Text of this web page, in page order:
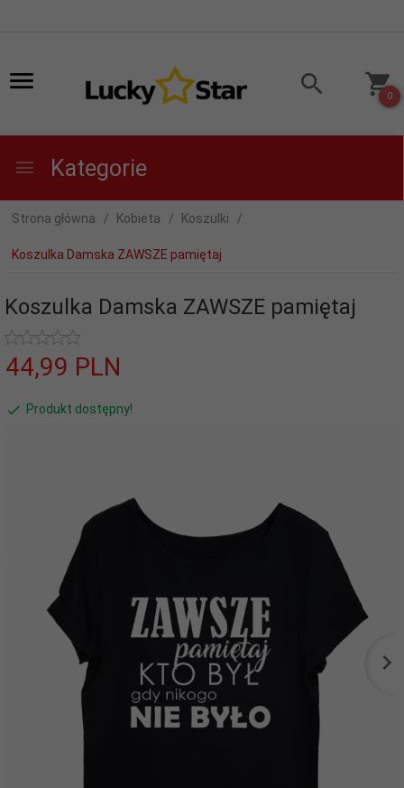
0
Kategorie
Strona główna Kobieta Koszulki
Koszulka Damska ZAWSZE pamiętaj
Koszulka Damska ZAWSZE pamiętaj
44,99 PLN
Produkt dostępny!